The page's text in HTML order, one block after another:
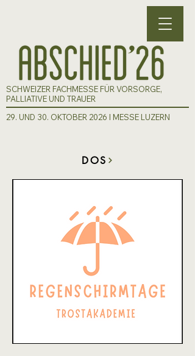
SCHWEIZER FACHMESSE FÜR VORSORGE,
PALLIATIVE UND TRAUER
29. UND 30. OKTOBER 2026 I MESSE LUZERN
DOS